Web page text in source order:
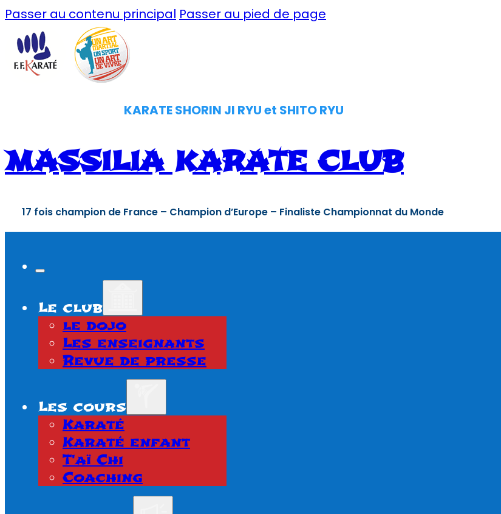
Passer au contenu principal Passer au pied de page
KARATE SHORIN JI RYU et SHITO RYU
MASSILIA KARATE CLUB
17 fois champion de France – Champion d’Europe – Finaliste Championnat du Monde
Le club
le dojo
Les enseignants
Revue de presse
Les cours
Karaté
Karaté enfant
T'aï Chi
Coaching